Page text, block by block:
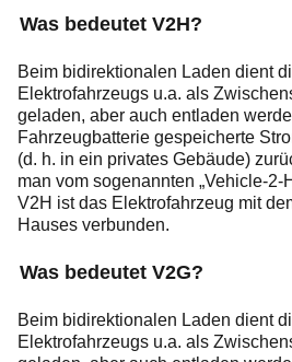
Was bedeutet V2H?
Beim bidirektionalen Laden dient
Elektrofahrzeugs u.a. als
geladen, aber auch entladen
Fahrzeugbatterie gespeicherte
(d. h. in ein privates Gebäude)
man vom sogenannten „Vehicle-2-
V2H ist das Elektrofahrzeug mit
Hauses verbunden.
Was bedeutet V2G?
Beim bidirektionalen Laden dient
Elektrofahrzeugs u.a. als